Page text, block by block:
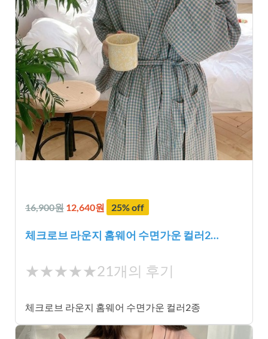
16,900원 12,640원 25% off
체크로브 라운지 홈웨어 수면가운 컬러2…
★
★
★
★
★★★★★21개의 후기
체크로브 라운지 홈웨어 수면가운 컬러2종